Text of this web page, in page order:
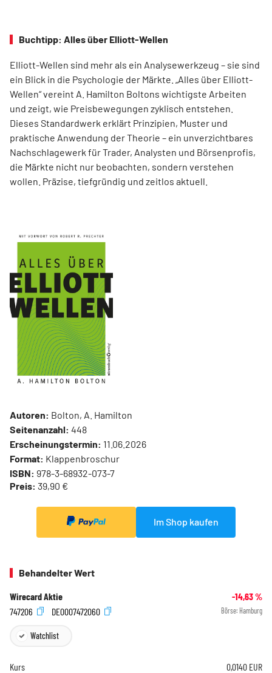
Buchtipp: Alles über Elliott-Wellen
Elliott-Wellen sind mehr als ein Analysewerkzeug – sie sind
ein Blick in die Psychologie der Märkte. „Alles über Elliott-
Wellen“ vereint A. Hamilton Boltons wichtigste Arbeiten
und zeigt, wie Preisbewegungen zyklisch entstehen.
Dieses Standardwerk erklärt Prinzipien, Muster und
praktische Anwendung der Theorie – ein unverzichtbares
Nachschlagewerk für Trader, Analysten und Börsenprofis,
die Märkte nicht nur beobachten, sondern verstehen
wollen. Präzise, tiefgründig und zeitlos aktuell.
Autoren: Bolton, A. Hamilton
Seitenanzahl: 448
Erscheinungstermin: 11.06.2026
Format: Klappenbroschur
ISBN: 978-3-68932-073-7
Preis: 39,90 €
Im Shop kaufen
Behandelter Wert
Wirecard Aktie -14,63%
747206
DE0007472060 Börse: Hamburg
Watchlist
Kurs 0,0140 EUR